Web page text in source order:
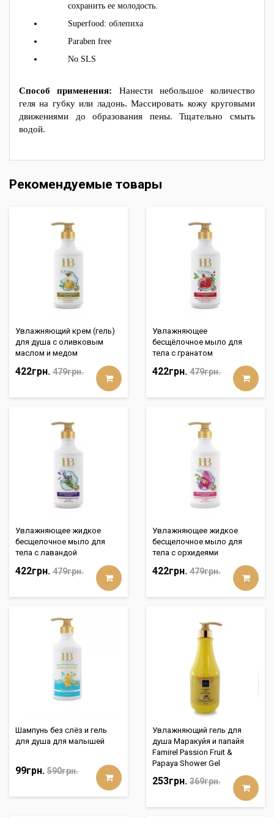
сохранить ее молодость.
Superfood: облепиха
Paraben free
No SLS
Способ применения: Нанести небольшое количество
геля на губку или ладонь. Массировать кожу круговыми
движениями до образования пены. Тщательно смыть
водой.
Рекомендуемые товары
Увлажняющий крем (гель)
для душа с оливковым
маслом и медом
422грн. 479грн.
Увлажняющее
бесщёлочное мыло для
тела с гранатом
422грн. 479грн.
Увлажняющее жидкoе
бесщелочное мыло для
тела с лавандой
422грн. 479грн.
Увлажняющее жидкoе
бесщелочное мыло для
тела с орхидеями
422грн. 479грн.
Шампунь без слёз и гель
для душа для малышей
99грн. 590грн.
Увлажняющий гель для
душа Маракуйя и папайя
Famirel Passion Fruit &
Papaya Shower Gel
253грн. 369грн.